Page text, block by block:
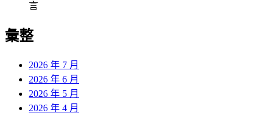
言
彙整
2026 年 7 月
2026 年 6 月
2026 年 5 月
2026 年 4 月